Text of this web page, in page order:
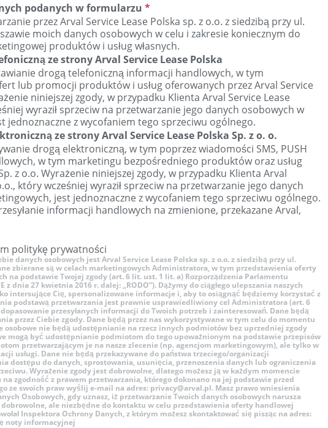
podanych w formularzu *
przez Arval Service Lease Polska sp. z o.o. z siedzibą przy ul.
moich danych osobowych w celu i zakresie koniecznym do
produktów i usług własnych.
ze strony Arval Service Lease Polska
drogą telefoniczną informacji handlowych, w tym
lub promocji produktów i usług oferowanych przez Arval Service
niniejszej zgody, w przypadku Klienta Arval Service Lease
wyraził sprzeciw na przetwarzanie jego danych osobowych w
jednoznaczne z wycofaniem tego sprzeciwu ogólnego.
ze strony Arval Service Lease Polska Sp. z o. o.
drogą elektroniczną, w tym poprzez wiadomości SMS, PUSH
w tym marketingu bezpośredniego produktów oraz usług
z o.o. Wyrażenie niniejszej zgody, w przypadku Klienta Arval
który wcześniej wyraził sprzeciw na przetwarzanie jego danych
jest jednoznaczne z wycofaniem tego sprzeciwu ogólnego.
informacji handlowych na zmienione, przekazane Arval,
politykę prywatności
danych osobowych jest Arval Service Lease Polska sp. z o.o. z siedzibą przy ul.
zbierane są w celach marketingowych Administratora, w tym przedstawienia oferty
na podstawie Twojej zgody (art. 6 lit. ust. 1 lit. a) Rozporządzenia Parlamentu
z dnia 27 kwietnia 2016 r. dalej: „RODO”). Dążymy do ciągłego ulepszania naszych
intersujące Cię, spersonalizowane informacje i, aby to osiągnąć będziemy korzystać z
podstawą przetwarzania jest prawnie usprawiedliwiony cel Administratora (art. 6
przesyłanych informacji do Twoich potrzeb i zainteresowań. Dane będą
przez Ciebie zgody. Dane będą przez nas wykorzystywane w tym celu do momentu
osobowe nie będą udostępnianie na rzecz innych podmiotów bez uprzedniej zgody
mogą być udostępnianie podmiotom do tego upoważnionym na podstawie przepisów
przetwarzającym je na nasze zlecenie (np. agencjom marketingowym), ale tylko w
usługi. Dane nie będą przekazywane do państwa trzeciego/organizacji
dostępu do danych, sprostowania, usunięcia, przenoszenia danych lub ograniczenia
Wyrażenie zgody jest dobrowolne, dlatego możesz ją w każdym momencie
na zgodność z prawem przetwarzania, którego dokonano na jej podstawie przed
ze swoich praw wyślij e-mail na adres: privacy@arval.pl. Masz prawo wniesienia
Osobowych, gdy uznasz, iż przetwarzanie Twoich danych osobowych narusza
ale niezbędne do kontaktu w celu przedstawienia oferty handlowej
Inspektora Ochrony Danych, z którym możesz skontaktować się pisząc na adres:
noty informacyjnej